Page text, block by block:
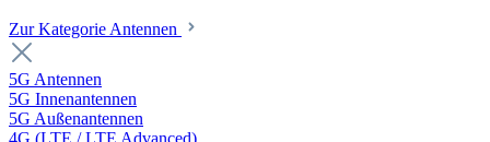
Zur Kategorie Antennen
5G Antennen
5G Innenantennen
5G Außenantennen
4G (LTE / LTE Advanced)